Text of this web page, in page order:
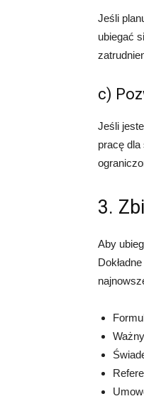
Jeśli
ubiegać
c)
Jeśli
pracę dla
3.
Aby